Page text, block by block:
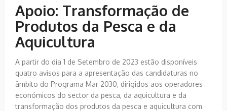
Apoio: Transformação de
Produtos da Pesca e da
Aquicultura
A partir do dia 1 de Setembro de 2023 estão disponíveis
quatro avisos para a apresentação das candidaturas no
âmbito do Programa Mar 2030, dirigidos aos operadores
económicos do sector da pesca, da aquicultura e da
transformação dos produtos da pesca e aquicultura com